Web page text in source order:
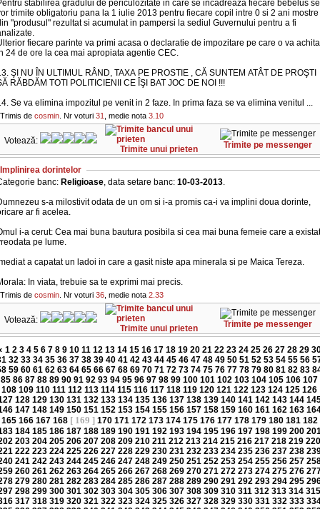
stabilirea gradului de periculozitate in care se incadreaza fiecare bebelus se
trimite obligatoriu pana la 1 iulie 2013 pentru fiecare copil intre 0 si 2 ani mostre
"produsul" rezultat si acumulat in pampersi la sediul Guvernului pentru a fi
fiecare parinte va primi acasa o declaratie de impozitare pe care o va achita
24 de ore la cea mai apropiata agentie CEC.
ŞI NU ÎN ULTIMUL RÂND, TAXA PE PROSTIE , CĂ SUNTEM ATÂT DE PROŞTI
RĂBDĂM TOTI POLITICIENII CE ÎŞI BAT JOC DE NOI !!!
Se va elimina impozitul pe venit in 2 faze. In prima faza se va elimina venitul ...
Trimis de cosmin. Nr voturi 31 , medie nota 3.10
Votează:
Trimite unui prieten
Trimite pe messenger
Implinirea dorintelor
banc: Religioase, data setare banc: 10-03-2013.
s-a milostivit odata de un om si i-a promis ca-i va implini doua dorinte,
ar fi acelea.
i-a cerut: Cea mai buna bautura posibila si cea mai buna femeie care a existat
pe lume.
a capatat un ladoi in care a gasit niste apa minerala si pe Maica Tereza.
In viata, trebuie sa te exprimi mai precis.
Trimis de cosmin. Nr voturi 36, medie nota 2.33
Votează:
Trimite unui prieten
Trimite pe messenger
1 2 3 4 5 6 7 8 9 10 11 12 13 14 15 16 17 18 19 20 21 22 23 24 25 26 27 28 29
32 33 34 35 36 37 38 39 40 41 42 43 44 45 46 47 48 49 50 51 52 53 54 55 56
59 60 61 62 63 64 65 66 67 68 69 70 71 72 73 74 75 76 77 78 79 80 81 82 83
85 86 87 88 89 90 91 92 93 94 95 96 97 98 99 100 101 102 103 104 105 106 107
108 109 110 111 112 113 114 115 116 117 118 119 120 121 122 123 124 125 126
128 129 130 131 132 133 134 135 136 137 138 139 140 141 142 143 144
147 148 149 150 151 152 153 154 155 156 157 158 159 160 161 162 163
165 166 167 168 [ 169 ] 170 171 172 173 174 175 176 177 178 179 180 181 182
184 185 186 187 188 189 190 191 192 193 194 195 196 197 198 199 200
203 204 205 206 207 208 209 210 211 212 213 214 215 216 217 218 219 220
222 223 224 225 226 227 228 229 230 231 232 233 234 235 236 237 238
241 242 243 244 245 246 247 248 249 250 251 252 253 254 255 256 257
260 261 262 263 264 265 266 267 268 269 270 271 272 273 274 275 276
279 280 281 282 283 284 285 286 287 288 289 290 291 292 293 294 295
298 299 300 301 302 303 304 305 306 307 308 309 310 311 312 313 314 315
317 318 319 320 321 322 323 324 325 326 327 328 329 330 331 332 333